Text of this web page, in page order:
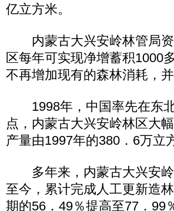
亿立方米。
内蒙古大兴安岭林管局资
区每年可实现净增蓄积1000
不再增加现有的森林消耗，
1998年，中国率先在东北
点，内蒙古大兴安岭林区大
产量由1997年的380．6万立
多年来，内蒙古大兴安岭
至今，累计完成人工更新造
期的56．49％提高至77．99